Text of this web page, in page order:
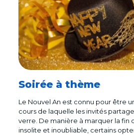
Soirée à thème
Le Nouvel An est connu pour être
cours de laquelle les invités
verre. De manière à marquer la fin
insolite et inoubliable, certains